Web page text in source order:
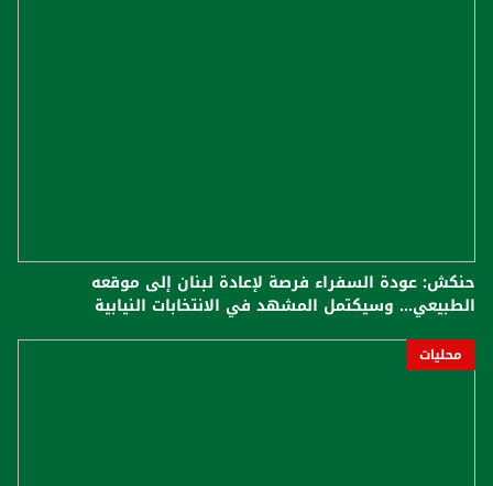
حنكش: عودة السفراء فرصة لإعادة لبنان إلى موقعه
الطبيعي... وسيكتمل المشهد في الانتخابات النيابية
محليات